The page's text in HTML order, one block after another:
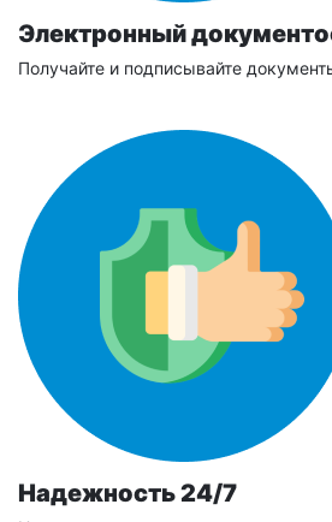
Электронный
Получайте и подписывайте
Надежность 24/7